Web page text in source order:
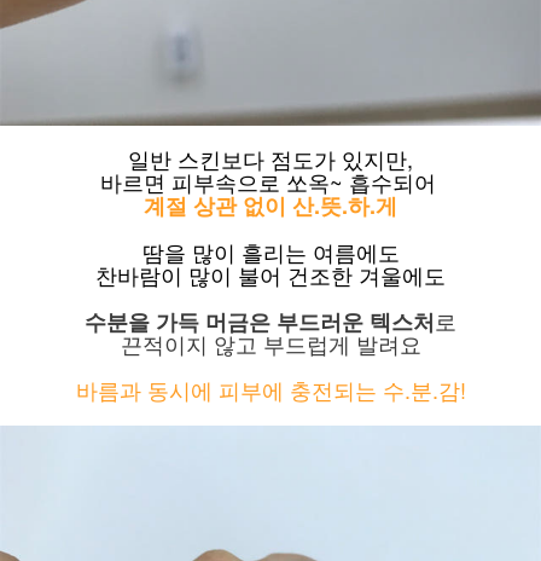
일반 스킨보다 점도가 있지만,
바르면 피부속으로 쏘옥~ 흡수되어
계절 상관 없이 산.뜻.하.게
땀을 많이 흘리는 여름에도
찬바람이 많이 불어 건조한 겨울에도
수분을 가득 머금은 부드러운 텍스처로
끈적이지 않고 부드럽게 발려요
바름과 동시에 피부에 충전되는 수.분.감!